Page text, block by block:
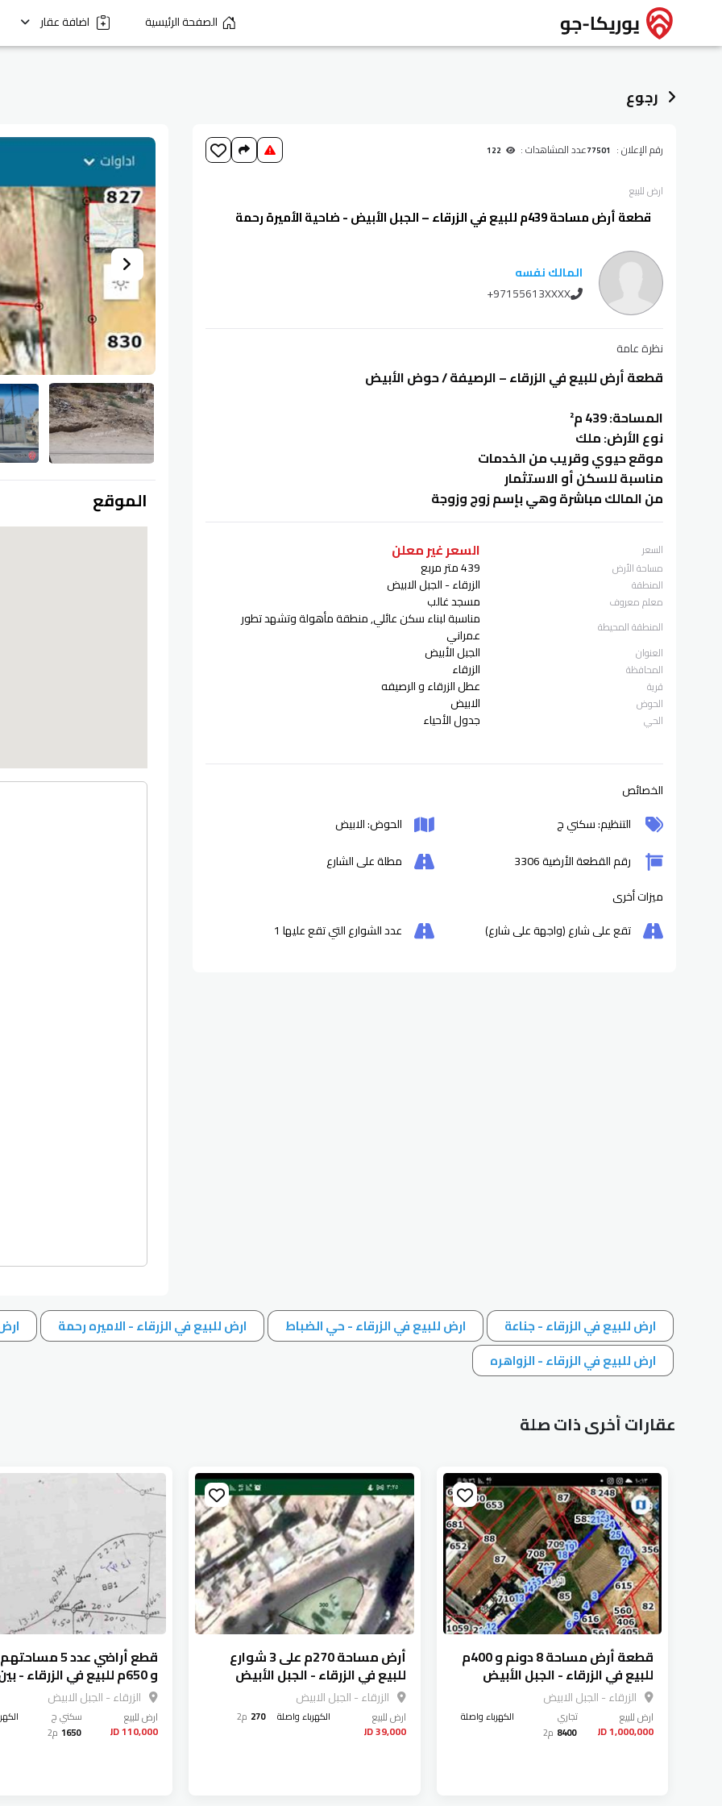
الصفحة الرئيسية اضافة عقار
رجوع
الموقع
رقم الإعلان : 77501عدد المشاهدات :
ارضللبيع
قطعة أرض مساحة 439م للبيع في الزرقاء – الجبل الأبيض - ضاحية الأميرة رحمة
المالك نفسه
+97155613XXXX
نظرة عامة
قطعة أرض للبيع في الزرقاء – الرصيفة / حوض الأبيض
المساحة: 439 م²
نوع الأرض: ملك
موقع حيوي وقريب من الخدمات
مناسبة للسكن أو الاستثمار
من المالك مباشرة وهي بإسم زوج وزوجة
السعر السعر غير معلن
مساحة الأرض 439 متر مربع
المنطقة الزرقاء - الجبل الابيض
معلم معروف مسجد غالب
المنطقة المحيطة
مناسبة لبناء سكن عائلي, منطقة مأهولة وتشهد تطور
عمراني
العنوان الجبل الأبيض
المحافظة الزرقاء
قرية عطل الزرقاء و الرصيفه
الحوض الابيض
الحي جدول الأحياء
الخصائص
التنظيم: سكني ج
الحوض: الابيض
رقم القطعة الأرضية 3306
مطلة على الشارع
ميزات أخرى
تقع على شارع (واجهة على شارع)
عدد الشوارع التي تقع عليها 1
ارض للبيع في الزرقاء - جناعة ارض للبيع في الزرقاء - حي الضباط ارض للبيع في الزرقاء - الاميره رحمة
ارض للبيع في الزرقاء - الزواهره
عقارات أخرى ذات صلة
قطعة أرض مساحة 8 دونم و 400م
للبيع في الزرقاء - الجبل الأبيض
الزرقاء - الجبل الابيض
ارضللبيع
1,000,000 JD
تجاري
الكهرباء واصلة
8400 م2
أرض مساحة 270م على 3 شوارع
للبيع في الزرقاء - الجبل الأبيض
الزرقاء - الجبل الابيض
ارضللبيع
39,000 JD
الكهرباء واصلة 270 م2
و 650م للبيع في الزرقاء -
الأميرة رحمة و الجبل الأبيض
الزرقاء - الجبل الابيض
ارضللبيع
110,000 JD
سكني ج
1650 م2